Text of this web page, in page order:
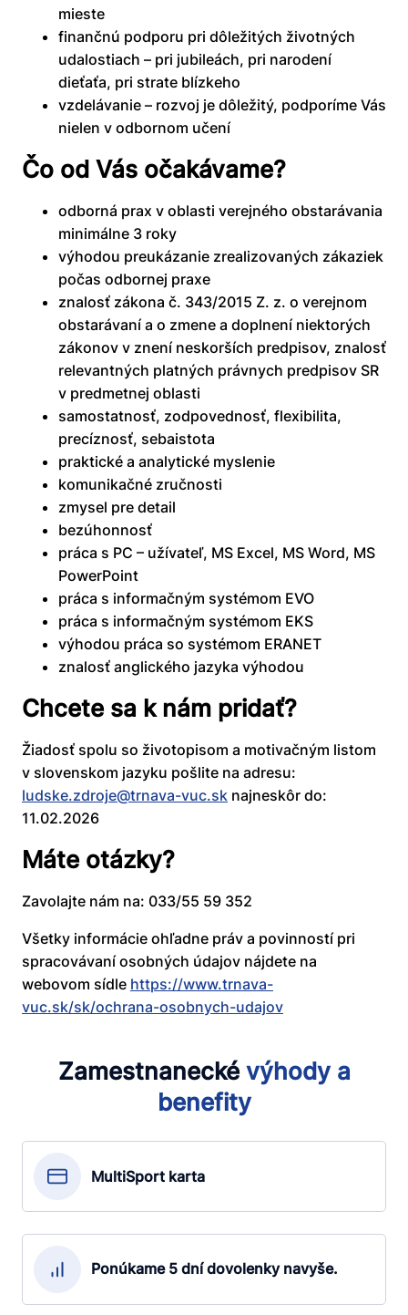
mieste
finančnú podporu pri dôležitých životných
udalostiach – pri jubileách, pri narodení
dieťaťa, pri strate blízkeho
vzdelávanie – rozvoj je dôležitý, podporíme Vás
nielen v odbornom učení
Čo od Vás očakávame?
odborná prax v oblasti verejného obstarávania
minimálne 3 roky
výhodou preukázanie zrealizovaných zákaziek
počas odbornej praxe
znalosť zákona č. 343/2015 Z. z. o verejnom
obstarávaní a o zmene a doplnení niektorých
zákonov v znení neskorších predpisov, znalosť
relevantných platných právnych predpisov SR
v predmetnej oblasti
samostatnosť, zodpovednosť, flexibilita,
precíznosť, sebaistota
praktické a analytické myslenie
komunikačné zručnosti
zmysel pre detail
bezúhonnosť
práca s PC – užívateľ, MS Excel, MS Word, MS
PowerPoint
práca s informačným systémom EVO
práca s informačným systémom EKS
výhodou práca so systémom ERANET
znalosť anglického jazyka výhodou
Chcete sa k nám pridať?
Žiadosť spolu so životopisom a motivačným listom
v slovenskom jazyku pošlite na adresu:
ludske.zdroje@trnava-vuc.sk najneskôr do:
11.02.2026
Máte otázky?
Zavolajte nám na: 033/55 59 352
Všetky informácie ohľadne práv a povinností pri
spracovávaní osobných údajov nájdete na
webovom sídle https://www.trnava-
vuc.sk/sk/ochrana-osobnych-udajov
Zamestnaneckévýhody a
benefity
MultiSport karta
Ponúkame 5 dní dovolenky navyše.